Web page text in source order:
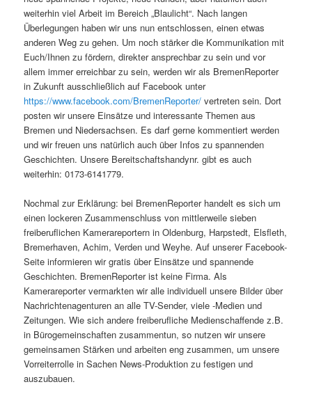
weiterhin viel Arbeit im Bereich „Blaulicht“. Nach langen
Überlegungen haben wir uns nun entschlossen, einen etwas
anderen Weg zu gehen. Um noch stärker die Kommunikation mit
Euch/Ihnen zu fördern, direkter ansprechbar zu sein und vor
allem immer erreichbar zu sein, werden wir als BremenReporter
in Zukunft ausschließlich auf Facebook unter
https://www.facebook.com/BremenReporter/ vertreten sein. Dort
posten wir unsere Einsätze und interessante Themen aus
Bremen und Niedersachsen. Es darf gerne kommentiert werden
und wir freuen uns natürlich auch über Infos zu spannenden
Geschichten. Unsere Bereitschaftshandynr. gibt es auch
weiterhin: 0173-6141779.
Nochmal zur Erklärung: bei BremenReporter handelt es sich um
einen lockeren Zusammenschluss von mittlerweile sieben
freiberuflichen Kamerareportern in Oldenburg, Harpstedt, Elsfleth,
Bremerhaven, Achim, Verden und Weyhe. Auf unserer Facebook-
Seite informieren wir gratis über Einsätze und spannende
Geschichten. BremenReporter ist keine Firma. Als
Kamerareporter vermarkten wir alle individuell unsere Bilder über
Nachrichtenagenturen an alle TV-Sender, viele -Medien und
Zeitungen. Wie sich andere freiberufliche Medienschaffende z.B.
in Bürogemeinschaften zusammentun, so nutzen wir unsere
gemeinsamen Stärken und arbeiten eng zusammen, um unsere
Vorreiterrolle in Sachen News-Produktion zu festigen und
auszubauen.